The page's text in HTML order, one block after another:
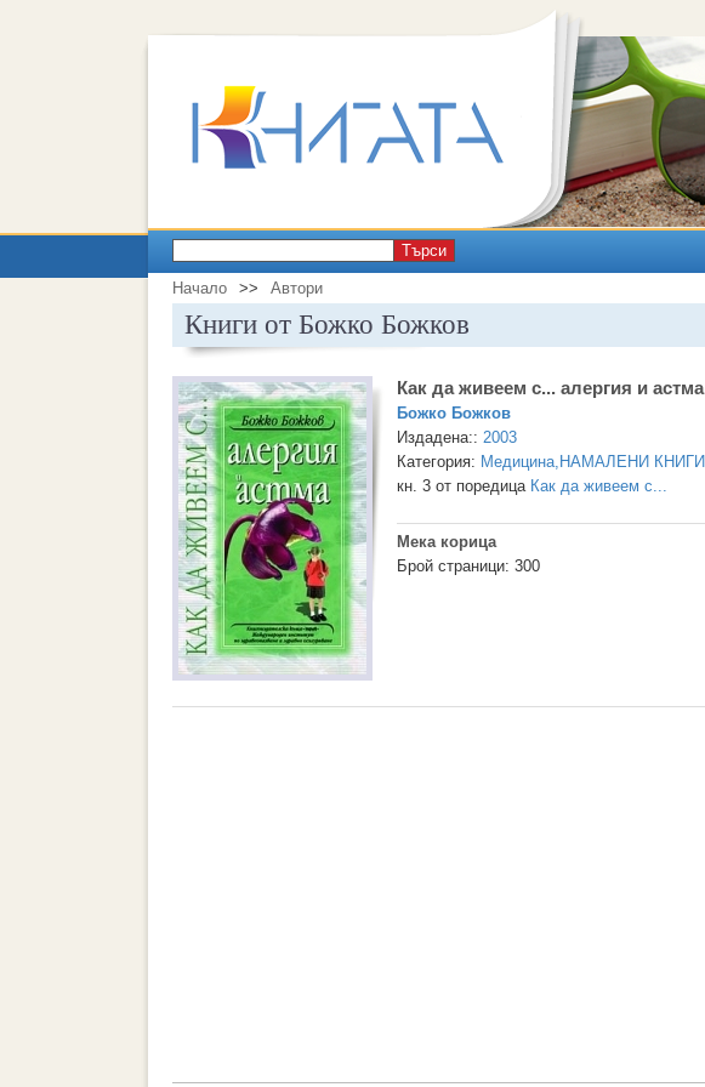
Търси
Начало >> Автори
Книги от Божко Божков
Как да живеем с... алергия и астма
Божко Божков
Издадена:: 2003
Категория: Медицина, НАМАЛЕНИ КНИГИ
кн. 3 от поредица Как да живеем с...
Мека корица
Брой страници: 300